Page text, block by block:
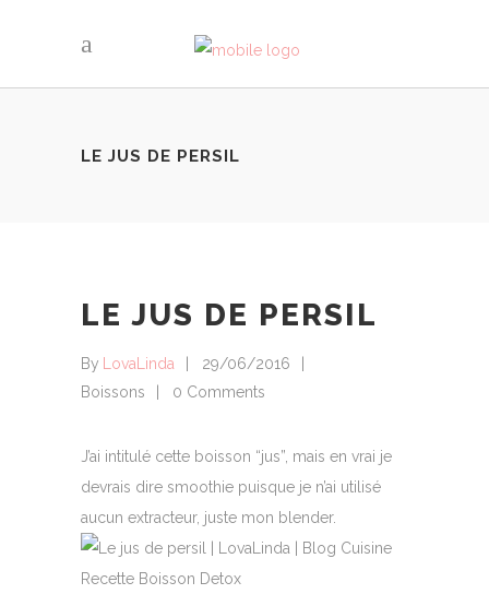
LE JUS DE PERSIL
LE JUS DE PERSIL
By LovaLinda
29/06/2016
Boissons
0 Comments
J’ai intitulé cette boisson “jus”, mais en vrai je
devrais dire smoothie puisque je n’ai utilisé
aucun extracteur, juste mon blender.